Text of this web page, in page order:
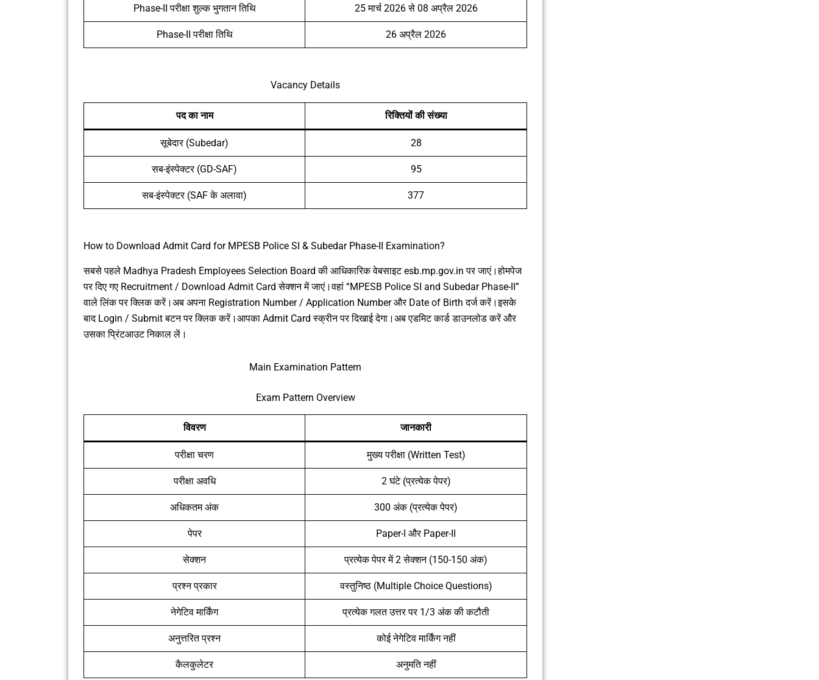
Phase-II परीक्षा शुल्क भुगतान तिथि 25 मार्च 2026 से 08 अप्रैल 2026
Phase-II परीक्षा तिथि 26 अप्रैल 2026
Vacancy Details
पद का नाम रिक्तियों की संख्या
सूबेदार (Subedar) 28
सब-इंस्पेक्टर (GD-SAF) 95
सब-इंस्पेक्टर (SAF के अलावा) 377
How to Download Admit Card for MPESB Police SI & Subedar Phase-II Examination?
सबसे पहले Madhya Pradesh Employees Selection Board की आधिकारिक वेबसाइट esb.mp.gov.in पर जाएं।होमपेज
पर दिए गए Recruitment / Download Admit Card सेक्शन में जाएं।वहां “MPESB Police SI and Subedar Phase-II”
वाले लिंक पर क्लिक करें।अब अपना Registration Number / Application Number और Date of Birth दर्ज करें।इसके
बाद Login / Submit बटन पर क्लिक करें।आपका Admit Card स्क्रीन पर दिखाई देगा।अब एडमिट कार्ड डाउनलोड करें और
उसका प्रिंटआउट निकाल लें।
Main Examination Pattern
Exam Pattern Overview
विवरण जानकारी
परीक्षा चरण मुख्य परीक्षा (Written Test)
परीक्षा अवधि 2 घंटे (प्रत्येक पेपर)
अधिकतम अंक 300 अंक (प्रत्येक पेपर)
पेपर Paper-I और Paper-II
सेक्शन प्रत्येक पेपर में 2 सेक्शन (150-150 अंक)
प्रश्न प्रकार वस्तुनिष्ठ (Multiple Choice Questions)
नेगेटिव मार्किंग प्रत्येक गलत उत्तर पर 1/3 अंक की कटौती
अनुत्तरित प्रश्न कोई नेगेटिव मार्किंग नहीं
कैलकुलेटर अनुमति नहीं